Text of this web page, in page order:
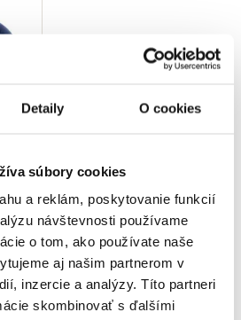
Detaily O cookies
súbory cookies
a reklám, poskytovanie funkcií
návštevnosti používame
o tom, ako používate naše
aj našim partnerom v
inzercie a analýzy. Títo partneri
skombinovať s ďalšími